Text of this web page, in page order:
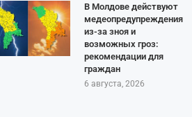
В Молдове действуют
медеопредупреждения
из-за зноя и
возможных гроз:
рекомендации для
граждан
6 августа, 2026